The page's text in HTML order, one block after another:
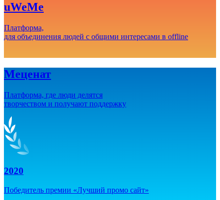
uWeMe
Платформа,
для объединения людей с общими интересами в offline
Меценат
Платформа, где люди делятся
творчеством и получают поддержку
2020
Победитель премии «Лучший промо сайт»